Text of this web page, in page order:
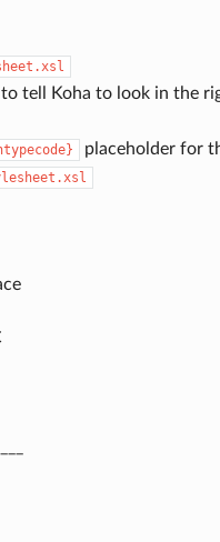
tell Koha to look in the
placeholder for